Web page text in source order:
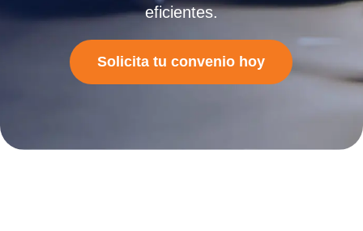
eficientes.
Solicita tu convenio hoy